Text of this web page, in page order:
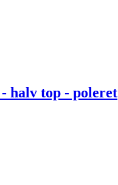
halv top - poleret